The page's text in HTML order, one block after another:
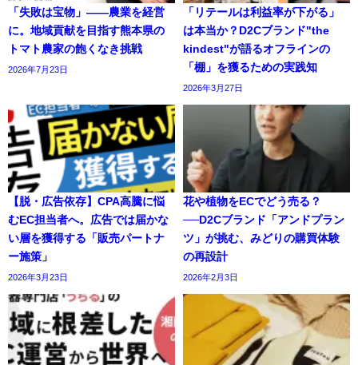
「失敗は宝物」――農業を経営
に。地域貢献を目指す熊本県の
トマト農家の飽くなき挑戦
2026年7月23日
「リテールは利益率が下がる」
は本当か？D2Cブランド"the
kindest"が語るオフラインの
「棚」を獲るための実践知
2026年3月27日
【脱・広告依存】CPA高騰に悩
むEC担当者へ。広告では届かな
い層を獲得する「販売パートナ
ー施策」
2026年3月23日
花や植物をECでどう売る？
──D2Cブランド「アンドプラン
ツ」が挑む、みどりの購買体験
の再設計
2026年2月3日